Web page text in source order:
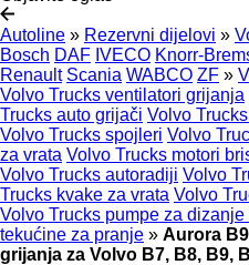
Autoline » Rezervni dijelovi »
Bosch DAF IVECO Knorr-
Renault Scania WABCO ZF »
Volvo Trucks ventilatori grijanja
Trucks auto grijači Volvo
Volvo Trucks spojleri Volvo
za vrata Volvo Trucks motori
Volvo Trucks autoradiji Volvo
Trucks kvake za vrata Volvo
Volvo Trucks pumpe za
tekućine za pranje » Aurora
grijanja za Volvo B7, B8, B9,